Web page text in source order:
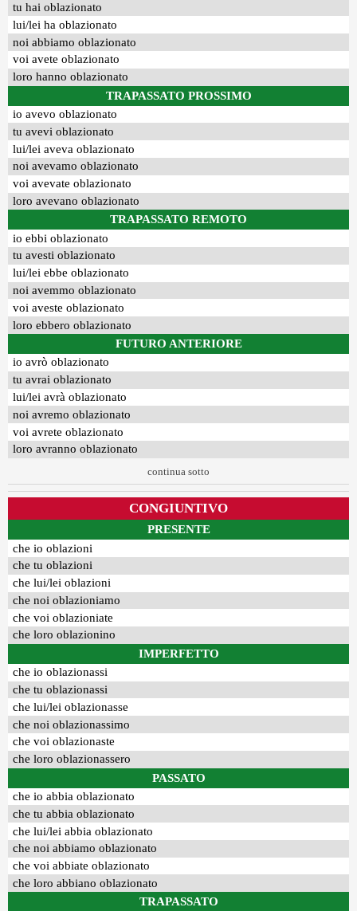
tu hai oblazionato
lui/lei ha oblazionato
noi abbiamo oblazionato
voi avete oblazionato
loro hanno oblazionato
TRAPASSATO PROSSIMO
io avevo oblazionato
tu avevi oblazionato
lui/lei aveva oblazionato
noi avevamo oblazionato
voi avevate oblazionato
loro avevano oblazionato
TRAPASSATO REMOTO
io ebbi oblazionato
tu avesti oblazionato
lui/lei ebbe oblazionato
noi avemmo oblazionato
voi aveste oblazionato
loro ebbero oblazionato
FUTURO ANTERIORE
io avrò oblazionato
tu avrai oblazionato
lui/lei avrà oblazionato
noi avremo oblazionato
voi avrete oblazionato
loro avranno oblazionato
continua sotto
CONGIUNTIVO
PRESENTE
che io oblazioni
che tu oblazioni
che lui/lei oblazioni
che noi oblazioniamo
che voi oblazioniate
che loro oblazionino
IMPERFETTO
che io oblazionassi
che tu oblazionassi
che lui/lei oblazionasse
che noi oblazionassimo
che voi oblazionaste
che loro oblazionassero
PASSATO
che io abbia oblazionato
che tu abbia oblazionato
che lui/lei abbia oblazionato
che noi abbiamo oblazionato
che voi abbiate oblazionato
che loro abbiano oblazionato
TRAPASSATO